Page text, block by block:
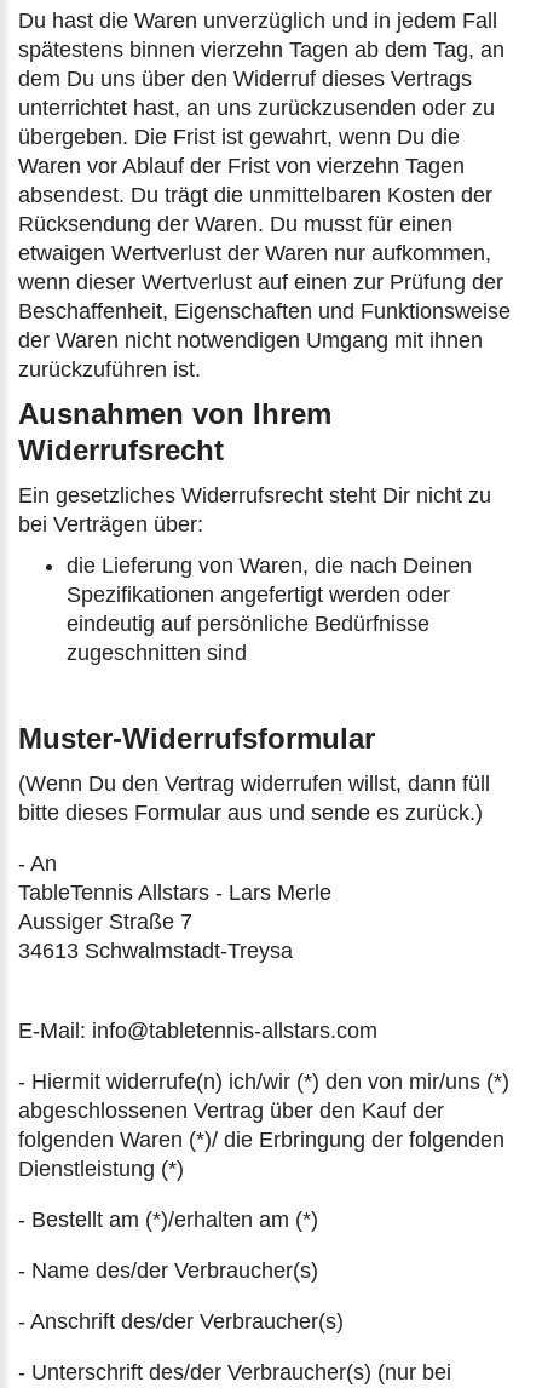
Du hast die Waren unverzüglich und in jedem Fall
spätestens binnen vierzehn Tagen ab dem Tag, an
dem Du uns über den Widerruf dieses Vertrags
unterrichtet hast, an uns zurückzusenden oder zu
übergeben. Die Frist ist gewahrt, wenn Du die
Waren vor Ablauf der Frist von vierzehn Tagen
absendest. Du trägt die unmittelbaren Kosten der
Rücksendung der Waren. Du musst für einen
etwaigen Wertverlust der Waren nur aufkommen,
wenn dieser Wertverlust auf einen zur Prüfung der
Beschaffenheit, Eigenschaften und Funktionsweise
der Waren nicht notwendigen Umgang mit ihnen
zurückzuführen ist.
Ausnahmen von Ihrem
Widerrufsrecht
Ein gesetzliches Widerrufsrecht steht Dir nicht zu
bei Verträgen über:
die Lieferung von Waren, die nach Deinen
Spezifikationen angefertigt werden oder
eindeutig auf persönliche Bedürfnisse
zugeschnitten sind
Muster-Widerrufsformular
(Wenn Du den Vertrag widerrufen willst, dann füll
bitte dieses Formular aus und sende es zurück.)
- An
TableTennis Allstars - Lars Merle
Aussiger Straße 7
34613 Schwalmstadt-Treysa
E-Mail: info@tabletennis-allstars.com
- Hiermit widerrufe(n) ich/wir (*) den von mir/uns (*)
abgeschlossenen Vertrag über den Kauf der
folgenden Waren (*)/ die Erbringung der folgenden
Dienstleistung (*)
- Bestellt am (*)/erhalten am (*)
- Name des/der Verbraucher(s)
- Anschrift des/der Verbraucher(s)
- Unterschrift des/der Verbraucher(s) (nur bei